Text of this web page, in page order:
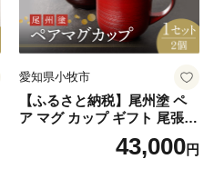
愛知県小牧市
【ふるさと納税】尾州塗 ペ
ア マグ カップ ギフト 尾張漆
漆 漆器 漆器工芸 工芸品 芸術
性 実用性 抗菌性 美味しく安
43,000円